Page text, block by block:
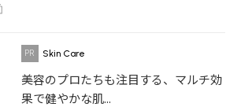
Skin Care
美容のプロたちも注目する、マルチ効
果で健やかな肌...